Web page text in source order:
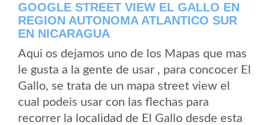
GOOGLE STREET VIEW EL GALLO EN
REGION AUTONOMA ATLANTICO SUR
EN NICARAGUA
Aqui os dejamos uno de los Mapas que mas
le gusta a la gente de usar , para concocer El
Gallo, se trata de un mapa street view el
cual podeis usar con las flechas para
recorrer la localidad de El Gallo desde esta